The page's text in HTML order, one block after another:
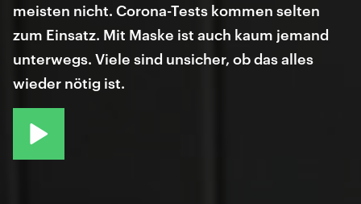
meisten nicht. Corona-Tests kommen selten
zum Einsatz. Mit Maske ist auch kaum jemand
unterwegs. Viele sind unsicher, ob das alles
wieder nötig ist.